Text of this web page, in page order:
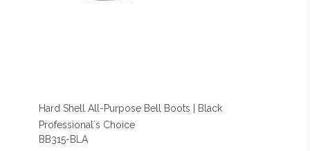
Hard Shell All-Purpose Bell Boots | Black
Professional´s Choice
BB315-BLA